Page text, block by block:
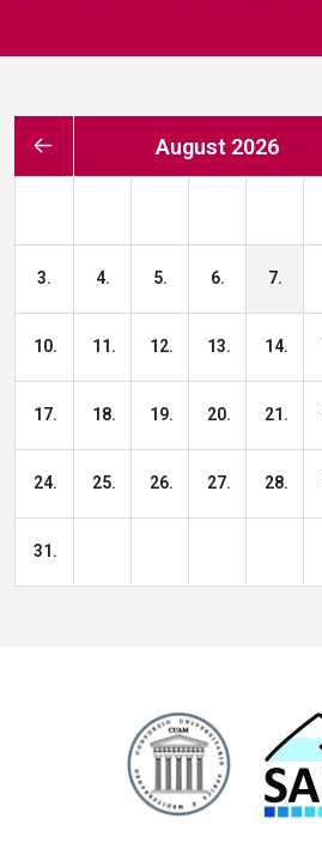
august 2026
3. 4. 5. 6. 7.
10. 11. 12. 13. 14.
17. 18. 19. 20. 21.
24. 25. 26. 27. 28.
31.